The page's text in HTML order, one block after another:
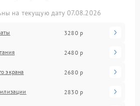
на текущую дату 07.08.2026
3280 р
2480 р
экрана 2680 р
2830 р